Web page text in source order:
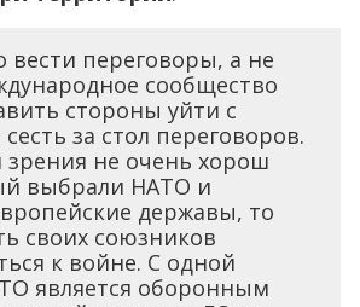
вести переговоры, а не
сообщество
стороны уйти с
за стол переговоров.
зрения не очень хорош
выбрали НАТО и
державы, то
своих союзников
к войне. С одной
является оборонным